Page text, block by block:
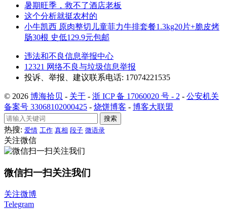
暑期旺季，救不了酒店老板
这个分析就挺农村的
小牛凯西 原肉整切儿童菲力牛排套餐1.3kg20片+脆皮烤
肠30根 史低129.9元包邮
违法和不良信息举报中心
12321 网络不良与垃圾信息举报
投诉、举报、建议联系电话: 17074221535
© 2026 博海拾贝 - 关于 - 浙 ICP 备 17060020 号 - 2 - 公安机关
备案号 33068102000425 - 烧饼博客 - 博客大联盟
搜索
热搜: 爱情 工作 真相 段子 微语录
关注微信
微信扫一扫关注我们
关注微博
Telegram